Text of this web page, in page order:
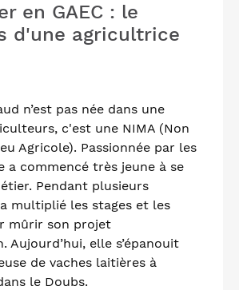
en GAEC : le
d'une agricultrice
n’est pas née dans une
c'est une NIMA (Non
Agricole). Passionnée par les
a commencé très jeune à se
Pendant plusieurs
multiplié les stages et les
mûrir son projet
Aujourd’hui, elle s’épanouit
de vaches laitières à
le Doubs.